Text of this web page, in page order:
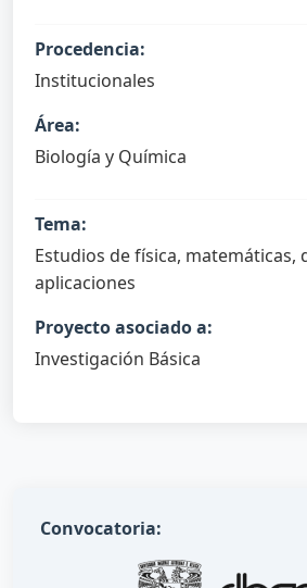
Procedencia:
Institucionales
Área:
Biología y Química
Tema:
Estudios de física, matemáticas,
aplicaciones
Proyecto asociado a:
Investigación Básica
Convocatoria: